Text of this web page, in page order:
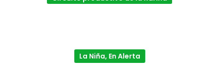
La Niña, En Alerta